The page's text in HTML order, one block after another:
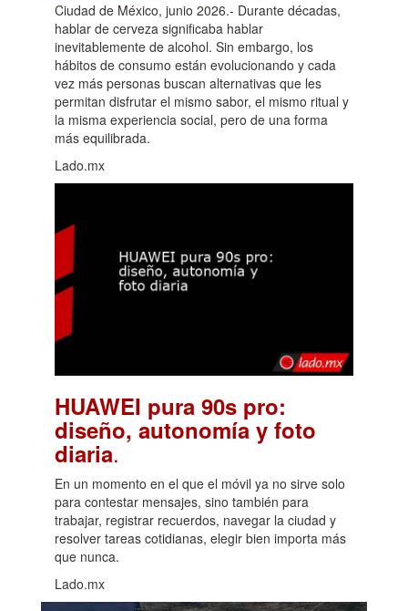
Ciudad de México, junio 2026.- Durante décadas,
hablar de cerveza significaba hablar
inevitablemente de alcohol. Sin embargo, los
hábitos de consumo están evolucionando y cada
vez más personas buscan alternativas que les
permitan disfrutar el mismo sabor, el mismo ritual y
la misma experiencia social, pero de una forma
más equilibrada.
Lado.mx
HUAWEI pura 90s pro:
diseño, autonomía y foto
diaria.
En un momento en el que el móvil ya no sirve solo
para contestar mensajes, sino también para
trabajar, registrar recuerdos, navegar la ciudad y
resolver tareas cotidianas, elegir bien importa más
que nunca.
Lado.mx